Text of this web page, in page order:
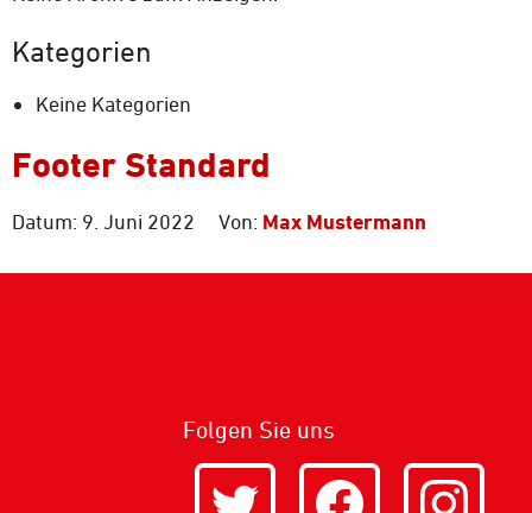
Kategorien
Keine Kategorien
Footer Standard
Datum: 9. Juni 2022 Von: Max Mustermann
Folgen Sie uns